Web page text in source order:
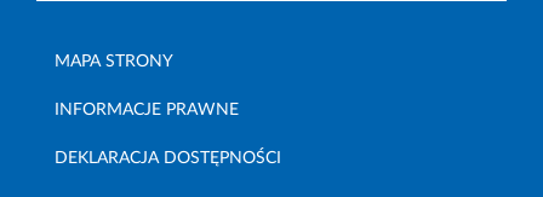
MAPA STRONY
INFORMACJE PRAWNE
DEKLARACJA DOSTĘPNOŚCI